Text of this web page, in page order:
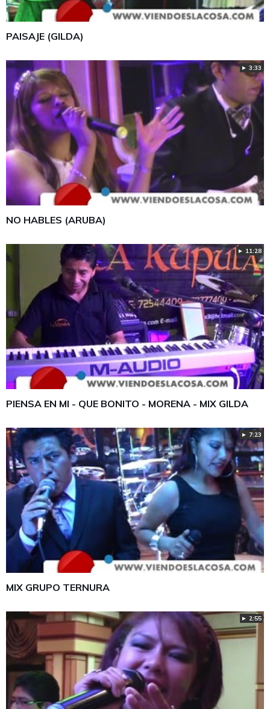
PAISAJE (GILDA)
► 3:33
NO HABLES (ARUBA)
► 11:28
PIENSA EN MI - QUE BONITO - MORENA - MIX GILDA
► 7:23
MIX GRUPO TERNURA
► 2:55